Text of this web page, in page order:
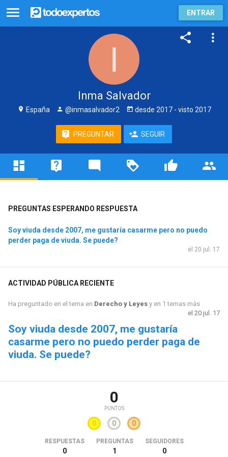
ENTRAR
Inma Salvador
España @inmasalvador2 desde 2017- visto 2017
PREGUNTAR SEGUIR
PREGUNTAS ESPERANDO RESPUESTA
Soy viuda desde 2007, me gustaría casarme pero no puedo
perder paga de viuda. Se puede?
el 20 jul. 17
ACTIVIDAD PÚBLICA RECIENTE
Ha preguntado en el tema en Derecho y Leyesy en 1 temas más
el 20 jul. 17
Soy viuda desde 2007, me gustaría
casarme pero no puedo perder paga de
viuda. Se puede?
0
PUNTOS
0 0 0
RESPUESTAS
0
PREGUNTAS
1
SEGUIDORES
0